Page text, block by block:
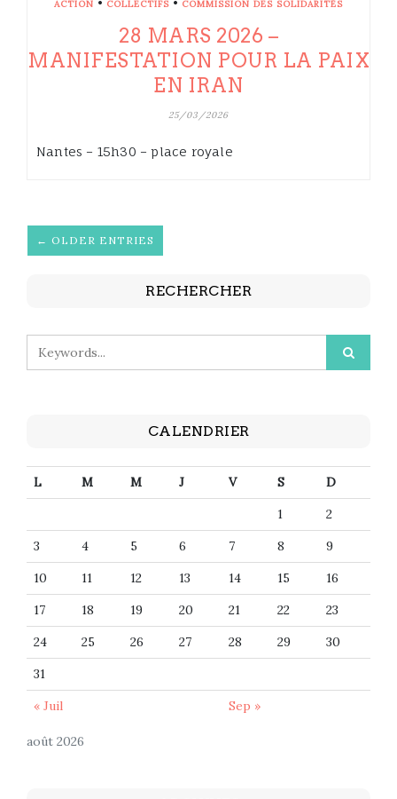
ACTION COLLECTIFS COMMISSION DES SOLIDARITÉS
28 MARS 2026 –
MANIFESTATION POUR LA PAIX
EN IRAN
25/03/2026
Nantes – 15h30 – place royale
← OLDER ENTRIES
RECHERCHER
CALENDRIER
août 2026
L M M J V S
D
1
2
3
4 5 6 7 8
9
10
11 12 13 14 15
16
17
18 19 20 21 22
23
24
25 26 27 28 29
30
31
« Juil
Sep »